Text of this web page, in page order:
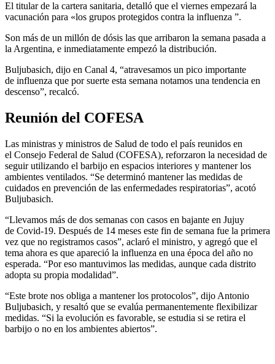
El titular de la cartera sanitaria, detalló que el viernes empezará la
vacunación para «los grupos protegidos contra la influenza ”.
Son más de un millón de dósis las que arribaron la semana pasada a
la Argentina, e inmediatamente empezó la distribución.
Buljubasich, dijo en Canal 4, “atravesamos un pico importante
de influenza que por suerte esta semana notamos una tendencia en
descenso”, recalcó.
Reunión del COFESA
Las ministras y ministros de Salud de todo el país reunidos en
el Consejo Federal de Salud (COFESA), reforzaron la necesidad de
seguir utilizando el barbijo en espacios interiores y mantener los
ambientes ventilados. “Se determinó mantener las medidas de
cuidados en prevención de las enfermedades respiratorias”, acotó
Buljubasich.
“Llevamos más de dos semanas con casos en bajante en Jujuy
de Covid-19. Después de 14 meses este fin de semana fue la primera
vez que no registramos casos”, aclaró el ministro, y agregó que el
tema ahora es que apareció la influenza en una época del año no
esperada. “Por eso mantuvimos las medidas, aunque cada distrito
adopta su propia modalidad”.
“Este brote nos obliga a mantener los protocolos”, dijo Antonio
Buljubasich, y resaltó que se evalúa permanentemente flexibilizar
medidas. “Si la evolución es favorable, se estudia si se retira el
barbijo o no en los ambientes abiertos”.